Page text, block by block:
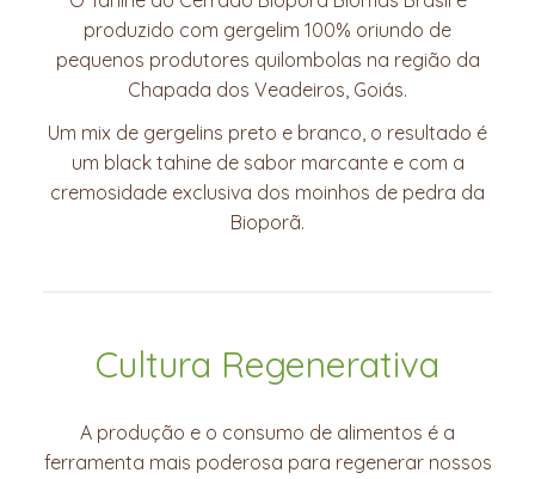
produzido com gergelim 100% oriundo de
pequenos produtores quilombolas na região da
Chapada dos Veadeiros, Goiás.
Um mix de gergelins preto e branco, o resultado é
um black tahine de sabor marcante e com a
cremosidade exclusiva dos moinhos de pedra da
Bioporã.
Cultura Regenerativa
A produção e o consumo de alimentos é a
ferramenta mais poderosa para regenerar nossos